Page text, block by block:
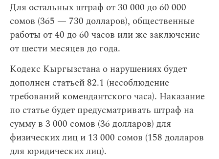
Для остальных штраф от 30 000 до 60 000
сомов (365 — 730 долларов), общественные
работы от 40 до 60 часов или же заключение
от шести месяцев до года.
Кодекс Кыргызстана о нарушениях будет
дополнен статьей 82.1 (несоблюдение
требований комендантского часа). Наказание
по статье будет предусматривать штраф на
сумму в 3 000 сомов (36 долларов) для
физических лиц и 13 000 сомов (158 долларов
для юридических лиц).